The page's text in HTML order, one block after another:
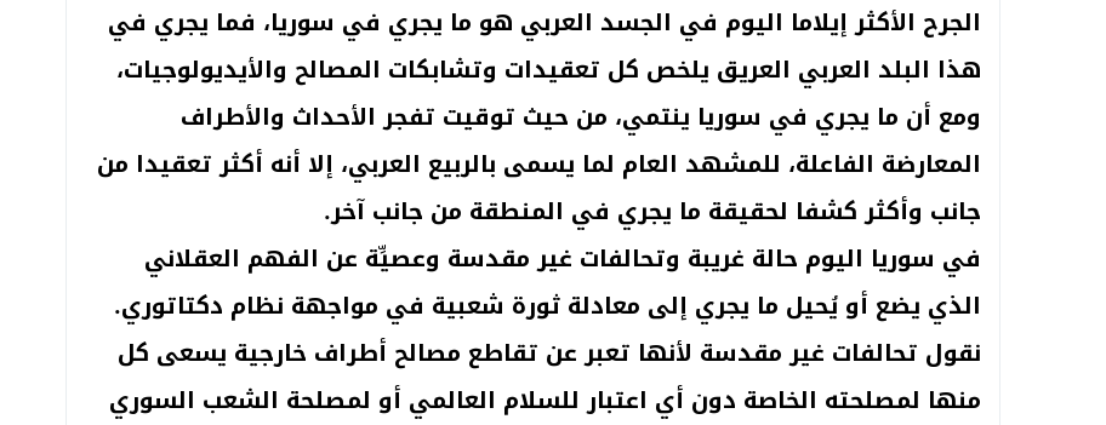
الجرح الأكثر إيلاما اليوم في الجسد العربي هو ما يجري في سوريا، فما يجري في
هذا البلد العربي العريق يلخص كل تعقيدات وتشابكات المصالح والأيديولوجيات،
ومع أن ما يجري في سوريا ينتمي، من حيث توقيت تفجر الأحداث والأطراف
المعارضة الفاعلة، للمشهد العام لما يسمى بالربيع العربي، إلا أنه أكثر تعقيدا من
جانب وأكثر كشفا لحقيقة ما يجري في المنطقة من جانب آخر.
في سوريا اليوم حالة غريبة وتحالفات غير مقدسة وعصيِّة عن الفهم العقلاني
الذي يضع أو يُحيل ما يجري إلى معادلة ثورة شعبية في مواجهة نظام دكتاتوري.
نقول تحالفات غير مقدسة لأنها تعبر عن تقاطع مصالح أطراف خارجية يسعى كل
منها لمصلحته الخاصة دون أي اعتبار للسلام العالمي أو لمصلحة الشعب السوري